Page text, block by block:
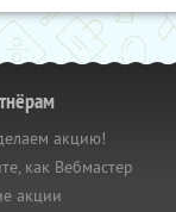
акцию!
как Вебмастер
акции